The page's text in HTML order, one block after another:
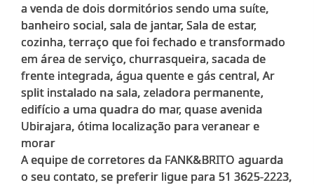
a venda de dois dormitórios sendo uma suíte,
banheiro social, sala de jantar, Sala de estar,
cozinha, terraço que foi fechado e transformado
em área de serviço, churrasqueira, sacada de
frente integrada, água quente e gás central, Ar
split instalado na sala, zeladora permanente,
edifício a uma quadra do mar, quase avenida
Ubirajara, ótima localização para veranear e
morar
A equipe de corretores da FANK&BRITO aguarda
o seu contato, se preferir ligue para 51 3625-2223,